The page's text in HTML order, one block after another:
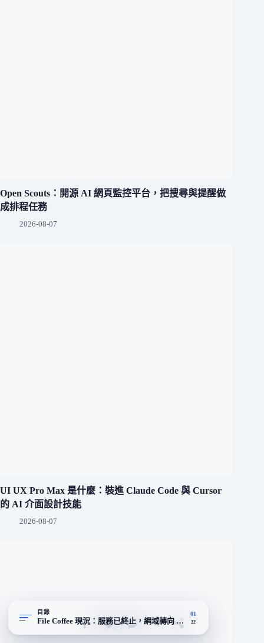
Open Scouts：開源 AI 網頁監控平台，把搜尋與提醒做
成排程任務
2026-08-07
UI UX Pro Max 是什麼：裝進 Claude Code 與 Cursor
的 AI 介面設計技能
2026-08-07
目錄
File Coffee 現況：服務已終止，網域轉向 notes.pizza
01
22